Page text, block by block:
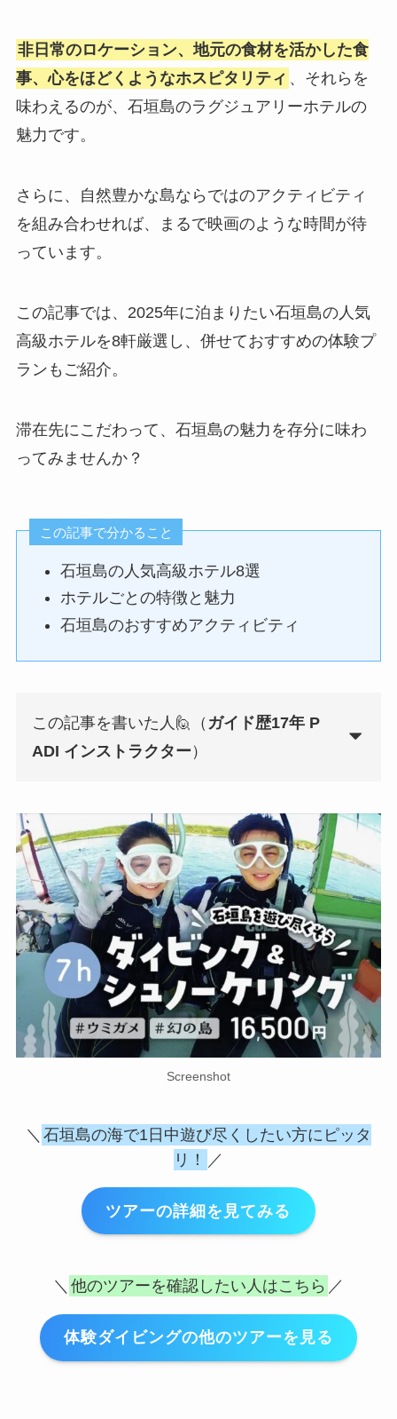
非日常のロケーション、地元の食材を活かした食
事、心をほどくようなホスピタリティ 、それらを
味わえるのが、石垣島のラグジュアリーホテルの
魅力です。
さらに、自然豊かな島ならではのアクティビティ
を組み合わせれば、まるで映画のような時間が待
っています。
この記事では、2025年に泊まりたい石垣島の人気
高級ホテルを8軒厳選し、併せておすすめの体験プ
ランもご紹介。
滞在先にこだわって、石垣島の魅力を存分に味わ
ってみませんか？
この記事で分かること
石垣島の人気高級ホテル8選
ホテルごとの特徴と魅力
石垣島のおすすめアクティビティ
この記事を書いた人🙋（ ガイド歴17年 P
ADI インストラクター ）
Screenshot
＼ 石垣島の海で1日中遊び尽くしたい方にピッタ
リ！
／
ツアーの詳細を見てみる
＼ 他のツアーを確認したい人はこちら ／
体験ダイビングの他のツアーを見る